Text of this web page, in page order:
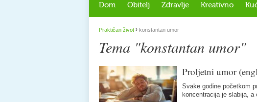
Dom Obitelj Zdravlje Kreativno
Praktičan život › konstantan umor
Tema "konstantan umor"
Proljetni umor
Svake godine početkom
koncentracija je slabija,